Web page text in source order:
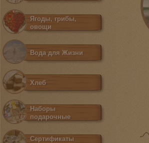
Ягоды, грибы,
овощи
Вода для Жизни
Хлеб
Наборы
подарочные
Сертификаты